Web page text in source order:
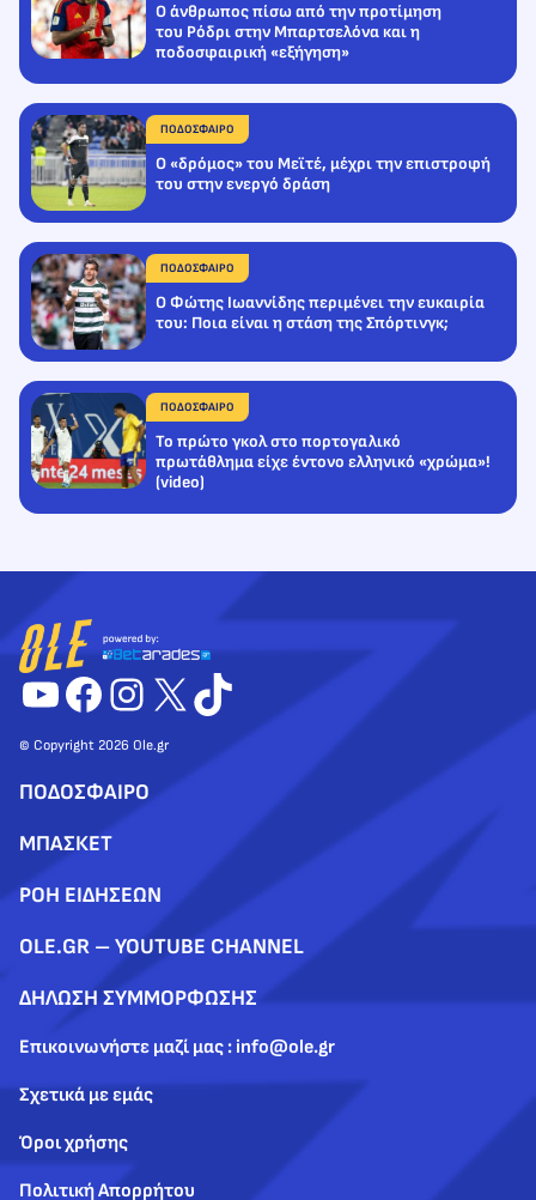
Ο άνθρωπος πίσω από την προτίμηση
του Ρόδρι στην Μπαρτσελόνα και η
ποδοσφαιρική «εξήγηση»
ΠΟΔΟΣΦΑΙΡΟ
O «δρόμος» του Μεϊτέ, μέχρι την επιστροφή
του στην ενεργό δράση
ΠΟΔΟΣΦΑΙΡΟ
Ο Φώτης Ιωαννίδης περιμένει την ευκαιρία
του: Ποια είναι η στάση της Σπόρτινγκ;
ΠΟΔΟΣΦΑΙΡΟ
To πρώτο γκολ στο πορτογαλικό
πρωτάθλημα είχε έντονο ελληνικό «χρώμα»!
(video)
YouTube
Facebook
Instagram
X TikTok
© Copyright 2026 Ole.gr
ΠΟΔΟΣΦΑΙΡΟ
ΜΠΑΣΚΕΤ
ΡΟΗ ΕΙΔΗΣΕΩΝ
OLE.GR – YOUTUBE CHANNEL
ΔΗΛΩΣΗ ΣΥΜΜΟΡΦΩΣΗΣ
Επικοινωνήστε μαζί μας : info@ole.gr
Σχετικά με εμάς
Όροι χρήσης
Πολιτική Απορρήτου